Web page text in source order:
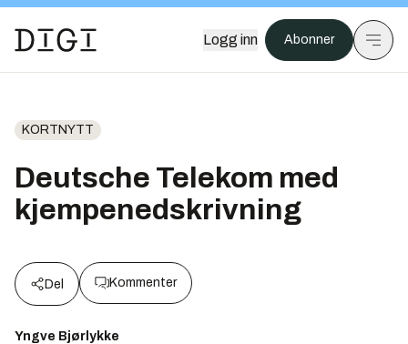
Logg inn Abonner
KORTNYTT
Deutsche Telekom med
kjempenedskrivning
Del Kommenter
Yngve Bjørlykke